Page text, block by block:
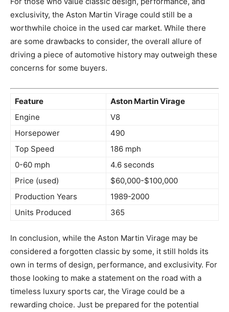
exclusivity, ​the Aston Martin Virage could still be a
worthwhile choice in the ‍used car market. While there
are some drawbacks‌ to consider,⁣ the overall allure⁤ of
driving a piece of automotive‌ history ‍may ‌outweigh ‌these
concerns for some‌ buyers.
Feature
Aston ‌Martin ⁣Virage
Engine
V8
Horsepower
490
Top Speed
186 mph
0-60⁣ mph
4.6 seconds
Price (used)
$60,000-$100,000
Production ⁣Years
1989-2000
Units​ Produced
365
In ⁢conclusion, while ‍the Aston Martin ⁣Virage may be
considered a forgotten classic by some, ‌it still ⁤holds its
own in terms of‌ design,‌ performance, and exclusivity. For
those looking​ to‍ make a statement on the road with⁣ a
timeless luxury sports​ car, the Virage‍ could be a
rewarding choice. Just⁢ be ⁤prepared for ‍the ‌potential